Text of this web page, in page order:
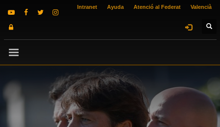
Intranet Ayuda Atenció al Federat Valencià